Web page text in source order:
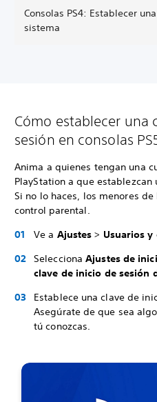
Consolas PS4: Establecer
sistema
Cómo establecer una
sesión en consolas
Anima a quienes tengan una
PlayStation a que
Si no lo haces, los menores
control parental.
Ve a Ajustes > Usuarios y
Selecciona Ajustes de
clave de inicio de sesión
Establece una clave de
Asegúrate de que sea
tú conozcas.